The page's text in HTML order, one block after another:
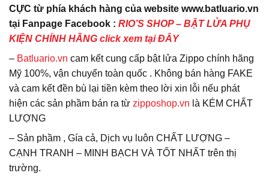
CỰC từ phía khách hàng của website www.batluario.vn
tại Fanpage Facebook : RIO’S SHOP – BẬT LỬA PHỤ
KIỆN CHÍNH HÃNG click xem tại ĐÂY
– Batluario.vn cam kết cung cấp bật lửa Zippo chính hãng
Mỹ 100%, vận chuyển toàn quốc . Không bán hàng FAKE
và cam kết đền bù lại tiền kèm theo lời xin lỗi nếu phát
hiện các sản phầm bán ra từ zipposhop.vn là KÉM CHẤT
LƯỢNG
– Sản phầm , Gía cả, Dịch vụ luôn CHẤT LƯỢNG –
CẠNH TRANH – MINH BẠCH VÀ TỐT NHẤT trên thị
trường.